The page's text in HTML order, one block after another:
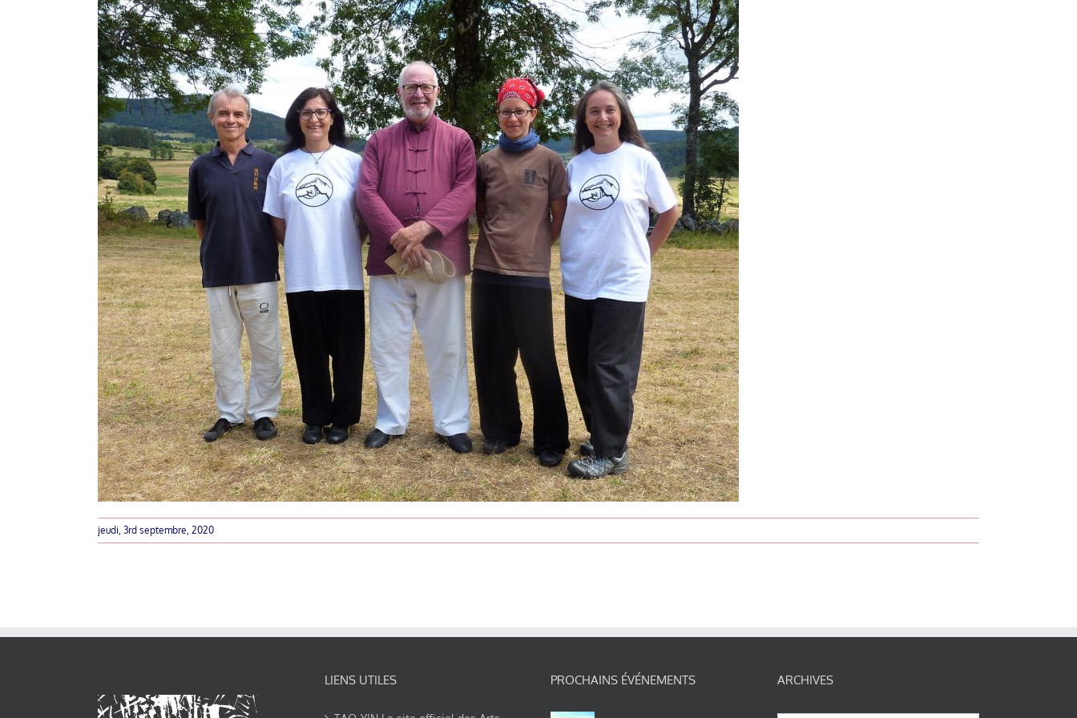
jeudi, 3rd septembre, 2020
LIENS UTILES PROCHAINS ÉVÉNEMENTS ARCHIVES